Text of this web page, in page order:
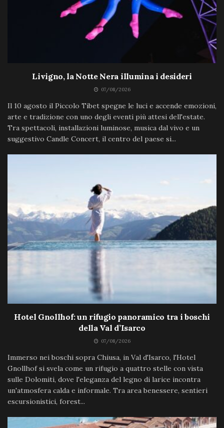
Livigno, la Notte Nera illumina i desideri
07/08/2026
Il 10 agosto il Piccolo Tibet spegne le luci e accende emozioni,
arte e tradizione con uno degli eventi più attesi dell'estate.
Tra spettacoli, installazioni luminose, musica dal vivo e un
suggestivo Candle Concert, il centro del paese si...
Hotel Gnollhof: un rifugio panoramico tra i boschi
della Val d’Isarco
07/08/2026
Immerso nei boschi sopra Chiusa, in Val d'Isarco, l'Hotel
Gnollhof si svela come un rifugio a quattro stelle con vista
sulle Dolomiti, dove l'eleganza del legno di larice incontra
un'atmosfera calda e informale. Tra area benessere, sentieri
escursionistici, forest...